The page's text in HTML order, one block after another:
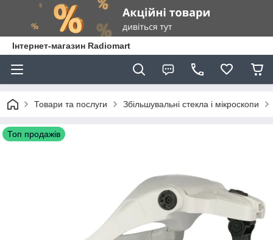
Інтернет-магазин Radiomart
Товари та послуги Збільшувальні стекла і мікроскопи
Топ продажів